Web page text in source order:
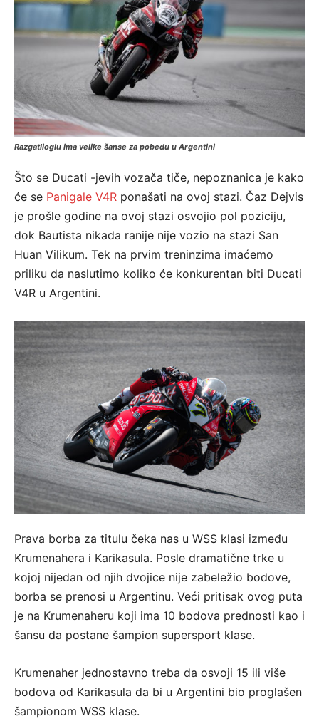
Razgatlioglu ima velike šanse za pobedu u Argentini
Što se Ducati -jevih vozača tiče, nepoznanica je kako
će se Panigale V4R ponašati na ovoj stazi. Čaz Dejvis
je prošle godine na ovoj stazi osvojio pol poziciju,
dok Bautista nikada ranije nije vozio na stazi San
Huan Vilikum. Tek na prvim treninzima imaćemo
priliku da naslutimo koliko će konkurentan biti Ducati
V4R u Argentini.
Prava borba za titulu čeka nas u WSS klasi između
Krumenahera i Karikasula. Posle dramatične trke u
kojoj nijedan od njih dvojice nije zabeležio bodove,
borba se prenosi u Argentinu. Veći pritisak ovog puta
je na Krumenaheru koji ima 10 bodova prednosti kao i
šansu da postane šampion supersport klase.
Krumenaher jednostavno treba da osvoji 15 ili više
bodova od Karikasula da bi u Argentini bio proglašen
šampionom WSS klase.